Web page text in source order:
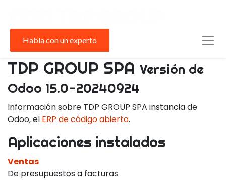
Habla con un experto
TDP GROUP SPA Versión de
Odoo 15.0-20240924
Información sobre TDP GROUP SPA instancia de
Odoo, el ERP de código abierto.
Aplicaciones instalados
Ventas
De presupuestos a facturas